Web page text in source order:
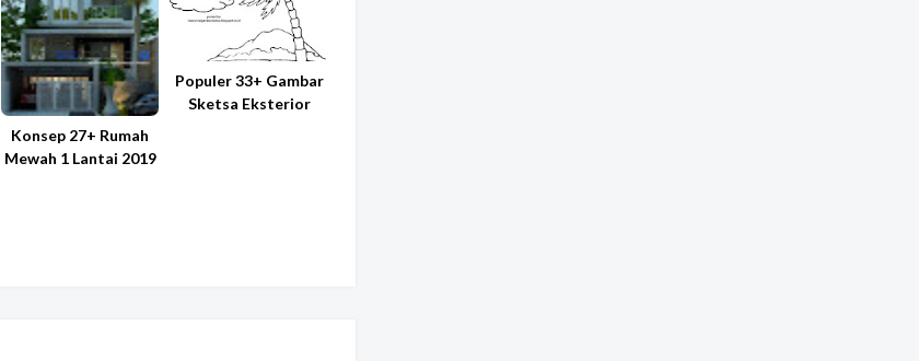
Konsep 27+ Rumah
Mewah 1 Lantai 2019
Populer 33+ Gambar
Sketsa Eksterior